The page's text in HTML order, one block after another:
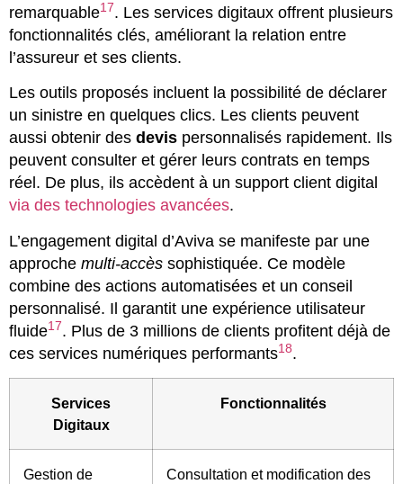
remarquable17. Les services digitaux offrent plusieurs
fonctionnalités clés, améliorant la relation entre
l’assureur et ses clients.
Les outils proposés incluent la possibilité de déclarer
un sinistre en quelques clics. Les clients peuvent
aussi obtenir des devis personnalisés rapidement. Ils
peuvent consulter et gérer leurs contrats en temps
réel. De plus, ils accèdent à un support client digital
via des technologies avancées.
L’engagement digital d’Aviva se manifeste par une
approche multi-accès sophistiquée. Ce modèle
combine des actions automatisées et un conseil
personnalisé. Il garantit une expérience utilisateur
fluide17. Plus de 3 millions de clients profitent déjà de
ces services numériques performants18.
Services
Digitaux
Fonctionnalités
Gestion de
Consultation et modification des